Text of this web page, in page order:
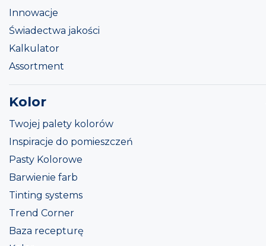
Innowacje
Świadectwa jakości
Kalkulator
Assortment
Kolor
Twojej palety kolorów
Inspiracje do pomieszczeń
Pasty Kolorowe
Barwienie farb
Tinting systems
Trend Corner
Baza recepturę